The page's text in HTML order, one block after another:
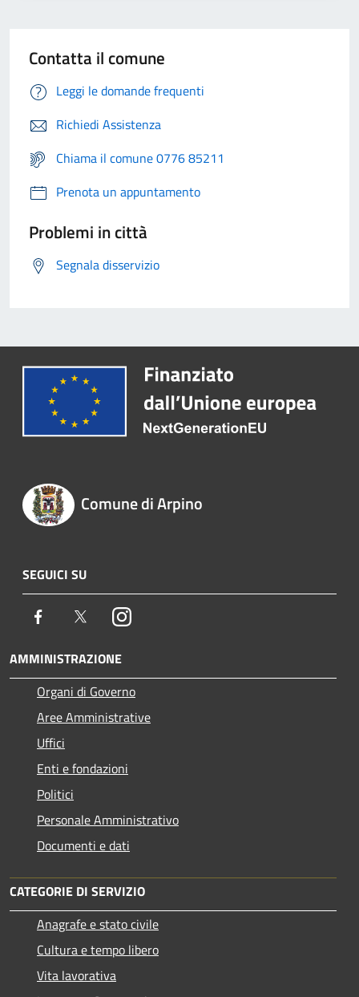
Contatta il comune
Leggi le domande frequenti
Richiedi Assistenza
Chiama il comune 0776 85211
Prenota un appuntamento
Problemi in città
Segnala disservizio
Comune di Arpino
SEGUICI SU
Facebook TwitterInstagram
AMMINISTRAZIONE
Organi di Governo
Aree Amministrative
Uffici
Enti e fondazioni
Politici
Personale Amministrativo
Documenti e dati
CATEGORIE DI SERVIZIO
Anagrafe e stato civile
Cultura e tempo libero
Vita lavorativa